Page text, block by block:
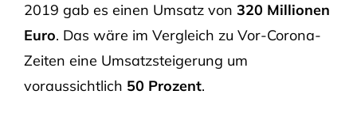
2019 gab es einen Umsatz von 320 Millionen
Euro. Das wäre im Vergleich zu Vor-Corona-
Zeiten eine Umsatzsteigerung um
voraussichtlich 50 Prozent.